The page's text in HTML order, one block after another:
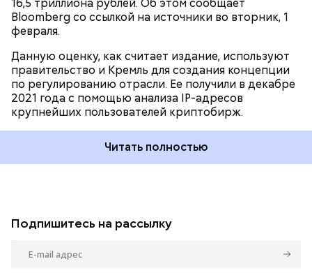
16,5 триллиона рублей. Об этом сообщает
Bloomberg со ссылкой на источники во вторник, 1
февраля.
Данную оценку, как считает издание, используют
правительство и Кремль для создания концепции
по регулированию отрасли. Ее получили в декабре
2021 года с помощью анализа IP-адресов
крупнейших пользователей криптобирж.
Читать полностью
Подпишитесь на рассылку